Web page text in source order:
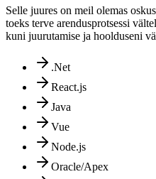
Selle juures on meil olemas
toeks terve arendusprotsessi
kuni juurutamise ja hoolduseni
.Net
React.js
Java
Vue
Node.js
Oracle/Apex